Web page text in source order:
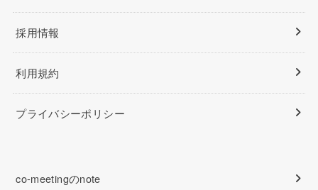
採用情報
利用規約
プライバシーポリシー
co-meetingのnote